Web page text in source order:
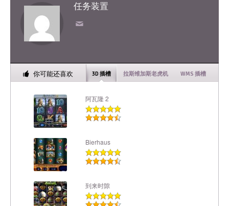
任务装置
你可能还喜欢 3D 插槽 拉斯维加斯老虎机 WMS 插槽
阿瓦隆 2
Bierhaus
到来时隙